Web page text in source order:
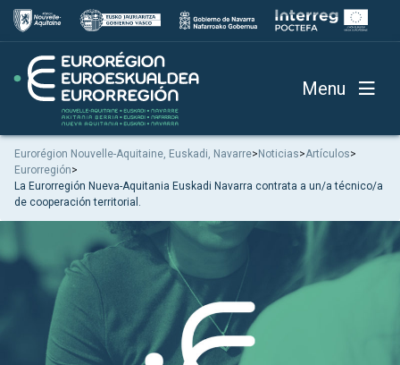
Menu
Eurorégion Nouvelle-Aquitaine, Euskadi, Navarre> Noticias>Artículos>
Eurorregión>
La Eurorregión Nueva-Aquitania Euskadi Navarra contrata a un/a técnico/a
de cooperación territorial.